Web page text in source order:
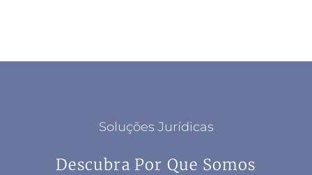
Soluções Jurídicas
Descubra Por Que Somos